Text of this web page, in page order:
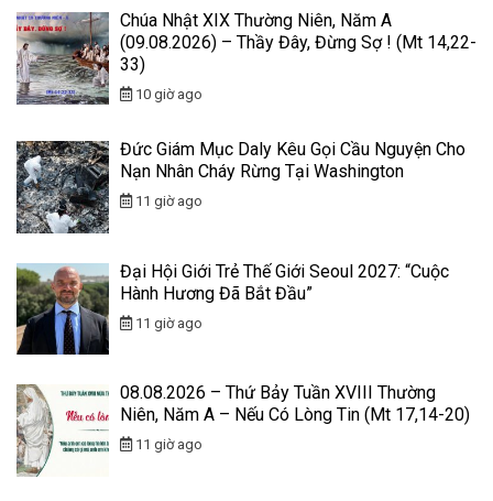
Chúa Nhật XIX Thường Niên, Năm A
(09.08.2026) – Thầy Đây, Đừng Sợ ! (Mt 14,22-
33)
10 giờ ago
Đức Giám Mục Daly Kêu Gọi Cầu Nguyện Cho
Nạn Nhân Cháy Rừng Tại Washington
11 giờ ago
Đại Hội Giới Trẻ Thế Giới Seoul 2027: “Cuộc
Hành Hương Đã Bắt Đầu”
11 giờ ago
08.08.2026 – Thứ Bảy Tuần XVIII Thường
Niên, Năm A – Nếu Có Lòng Tin (Mt 17,14-20)
11 giờ ago